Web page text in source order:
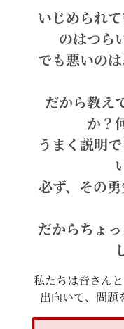
いじめられ
のはつら
でも悪いの
だから教え
か？
うまく説明
必ず、その
だからちょ
私たちは皆さん
出向いて、問題